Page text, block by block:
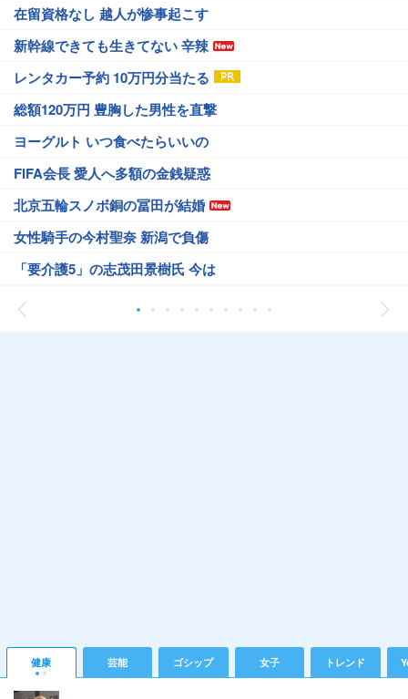
在留資格なし 越人が惨事起こす
新幹線できても生きてない 辛辣
レンタカー予約 10万円分当たる
総額120万円 豊胸した男性を直撃
ヨーグルト いつ食べたらいいの
FIFA会長 愛人へ多額の金銭疑惑
北京五輪スノボ銅の冨田が結婚
女性騎手の今村聖奈 新潟で負傷
「要介護5」の志茂田景樹氏 今は
健康 芸能 ゴシップ 女子 トレンド